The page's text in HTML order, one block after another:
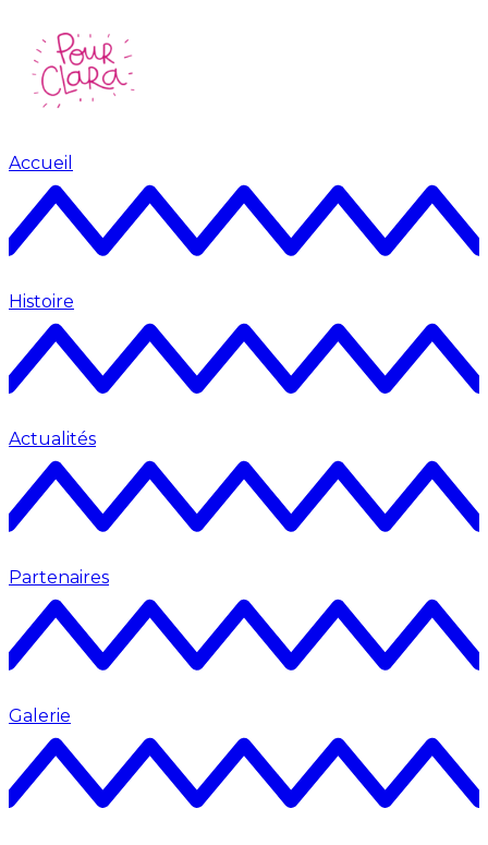
Accueil
Histoire
Actualités
Partenaires
Galerie